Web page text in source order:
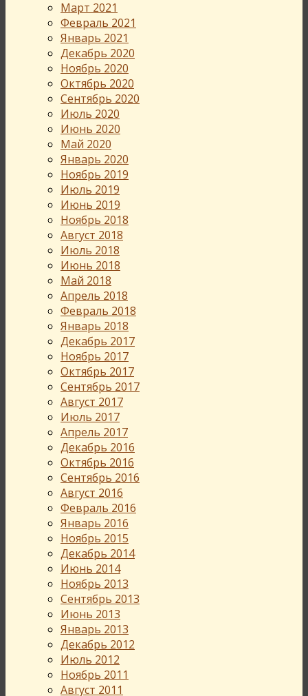
Март 2021
Февраль 2021
Январь 2021
Декабрь 2020
Ноябрь 2020
Октябрь 2020
Сентябрь 2020
Июль 2020
Июнь 2020
Май 2020
Январь 2020
Ноябрь 2019
Июль 2019
Июнь 2019
Ноябрь 2018
Август 2018
Июль 2018
Июнь 2018
Май 2018
Апрель 2018
Февраль 2018
Январь 2018
Декабрь 2017
Ноябрь 2017
Октябрь 2017
Сентябрь 2017
Август 2017
Июль 2017
Апрель 2017
Декабрь 2016
Октябрь 2016
Сентябрь 2016
Август 2016
Февраль 2016
Январь 2016
Ноябрь 2015
Декабрь 2014
Июнь 2014
Ноябрь 2013
Сентябрь 2013
Июнь 2013
Январь 2013
Декабрь 2012
Июль 2012
Ноябрь 2011
Август 2011